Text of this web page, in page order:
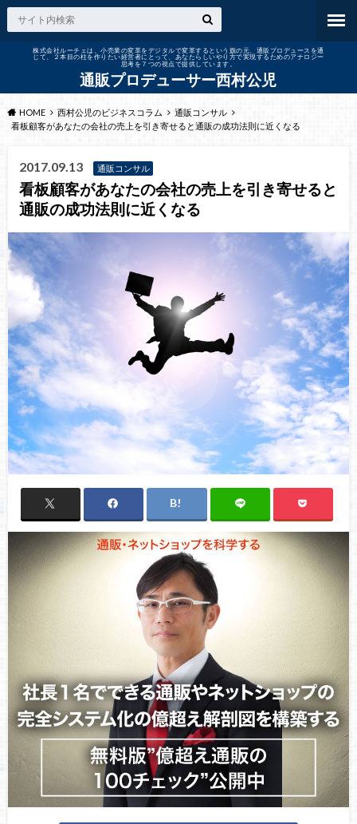
株式会社ルーチェは、小売業の変革をデジタルで変革するという旗の元、通販プロデュースを通
じて、２本目の柱を作りたい経営者にとって、あなたらしいやり方で実現するためのアナロジー
思考を７つの視点で提供しています。
通販プロデューサー西村公児
HOME 西村公児のビジネスコラム
通販コンサル
看板顧客があなたの会社の売上を引き寄せると通販の成功法則に近くなる
2017.09.13 通販コンサル
看板顧客があなたの会社の売上を引き寄せると
通販の成功法則に近くなる